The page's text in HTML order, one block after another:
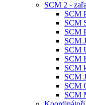
SCM 2 -
SCM
SCM
SCM
SCM
SCM
SCM
SCM
SCM
SCM
SCM